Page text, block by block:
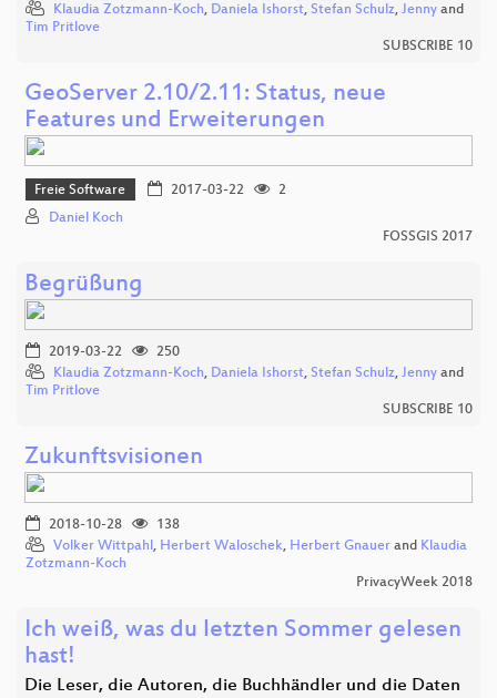
Klaudia Zotzmann-Koch, Daniela Ishorst, Stefan Schulz, Jenny and
Tim Pritlove
SUBSCRIBE 10
GeoServer 2.10/2.11: Status, neue
Features und Erweiterungen
Freie Software 2017-03-22
2
Daniel Koch
FOSSGIS 2017
Begrüßung
2019-03-22
250
Klaudia Zotzmann-Koch, Daniela Ishorst, Stefan Schulz, Jenny and
Tim Pritlove
SUBSCRIBE 10
Zukunftsvisionen
2018-10-28
138
Volker Wittpahl , Herbert Waloschek, Herbert Gnauer and Klaudia
Zotzmann-Koch
PrivacyWeek 2018
Ich weiß, was du letzten Sommer gelesen
hast!
Die Leser, die Autoren, die Buchhändler und die Daten